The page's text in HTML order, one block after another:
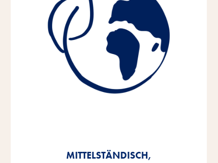
MITTELSTÄNDISCH,
MITTELSTÄNDISCH,
MITTELSTÄNDISCH,